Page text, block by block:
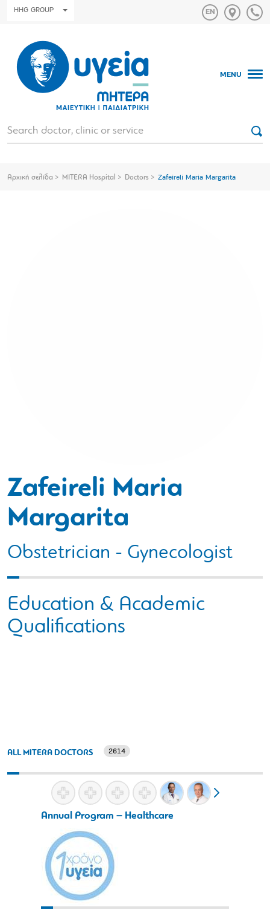
HHG GROUP
MENU
Αρχική σελίδα MITERA Hospital Doctors Zafeireli Maria Margarita
Zafeireli Maria
Margarita
Obstetrician - Gynecologist
Education & Academic
Qualifications
ALL MITERA DOCTORS 2614
Annual Program – Healthcare